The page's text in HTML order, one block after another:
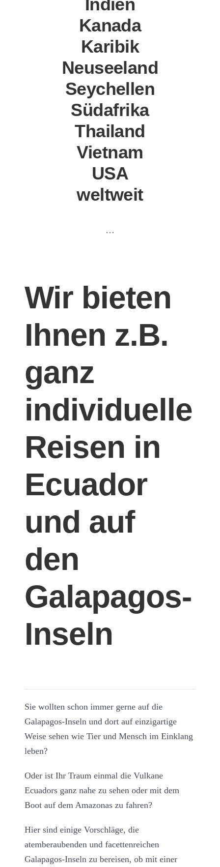
Indien
Kanada
Karibik
Neuseeland
Seychellen
Südafrika
Thailand
Vietnam
USA
weltweit
…
Wir bieten
Ihnen z.B.
ganz
individuelle
Reisen in
Ecuador
und auf
den
Galapagos-
Inseln
Sie wollten schon immer gerne auf die
Galapagos-Inseln und dort auf einzigartige
Weise sehen wie Tier und Mensch im Einklang
leben?
Oder ist Ihr Traum einmal die Vulkane
Ecuadors ganz nahe zu sehen oder mit dem
Boot auf dem Amazonas zu fahren?
Hier sind einige Vorschläge, die
atemberaubenden und facettenreichen
Galapagos-Inseln zu bereisen, ob mit einer